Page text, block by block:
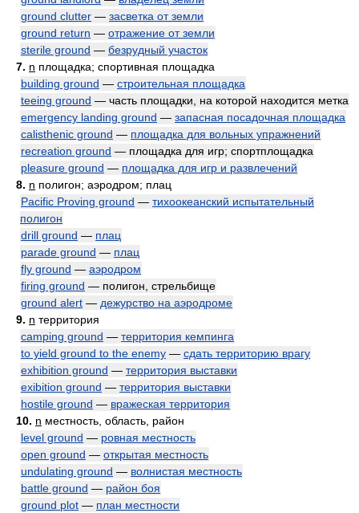
ground clutter — засветка от земли
ground return — отражение от земли
sterile ground — безрудный участок
7. n площадка; спортивная площадка
building ground — строительная площадка
teeing ground — часть площадки, на которой находится метка
emergency landing ground — запасная посадочная площадка
calisthenic ground — площадка для вольных упражнений
recreation ground — площадка для игр; спортплощадка
pleasure ground — площадка для игр и развлечений
8. n полигон; аэродром; плац
Pacific Proving ground — тихоокеанский испытательный
полигон
drill ground — плац
parade ground — плац
fly ground — аэродром
firing ground — полигон, стрельбище
ground alert — дежурство на аэродроме
9. n территория
camping ground — территория кемпинга
to yield ground to the enemy — сдать территорию врагу
exhibition ground — территория выставки
exibition ground — территория выставки
hostile ground — вражеская территория
10. n местность, область, район
level ground — ровная местность
open ground — открытая местность
undulating ground — волнистая местность
battle ground — район боя
ground plot — план местности